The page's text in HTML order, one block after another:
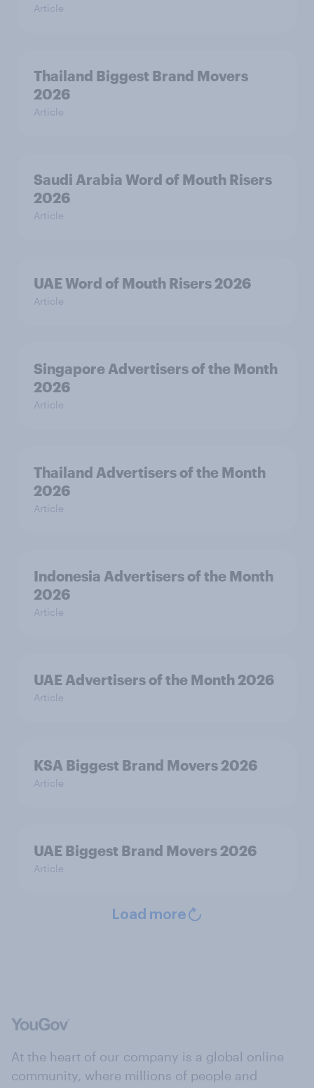
Article
Thailand Biggest Brand Movers
2026
Article
Saudi Arabia Word of Mouth Risers
2026
Article
UAE Word of Mouth Risers 2026
Article
Singapore Advertisers of the Month
2026
Article
Thailand Advertisers of the Month
2026
Article
Indonesia Advertisers of the Month
2026
Article
UAE Advertisers of the Month 2026
Article
KSA Biggest Brand Movers 2026
Article
UAE Biggest Brand Movers 2026
Article
Load more
At the heart of our company is a global online
community, where millions of people and